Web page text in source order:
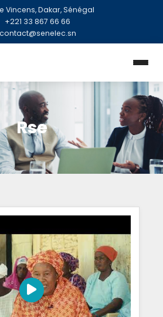
Vincens, Dakar, Sénégal
+221 33 867 66 66
contact@senelec.sn
Rse